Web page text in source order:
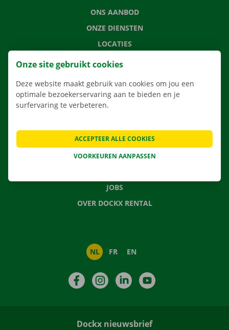
ONS AANBOD
ONZE DIENSTEN
LOCATIES
APP
VEELGESTELDE VRAGEN
NIEUWS
JOBS
OVER DOCKX RENTAL
NL FR EN
FacebookInstagramLinkedIn
Dockx nieuwsbrief
Onze site gebruikt cookies
Deze website maakt gebruik van cookies om jou een
optimale bezoekerservaring aan te bieden en je
surfervaring te verbeteren.
VOORKEUREN AANPASSEN
ACCEPTEER ALLE COOKIES